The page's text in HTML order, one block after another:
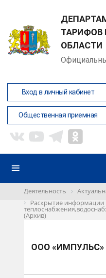
ТАРИФОВ
ОБЛАСТИ
Вход в личный кабинет
Общественная приемная
Деятельность
Раскрытие информации
(Архив)
ООО «ИМПУЛЬС»